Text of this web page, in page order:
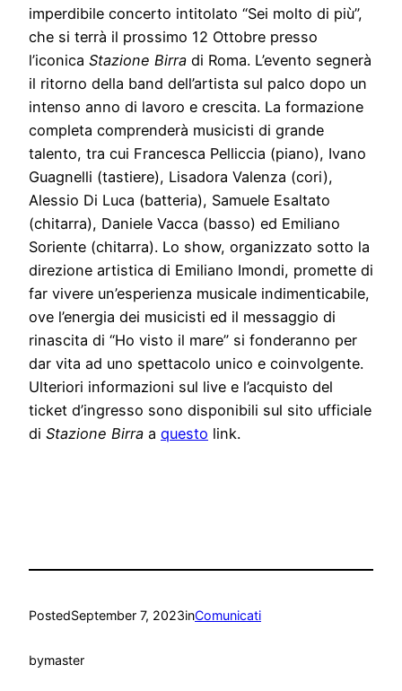
imperdibile concerto intitolato “Sei molto di più”,
che si terrà il prossimo 12 Ottobre presso
l’iconica Stazione Birra di Roma. L’evento segnerà
il ritorno della band dell’artista sul palco dopo un
intenso anno di lavoro e crescita. La formazione
completa comprenderà musicisti di grande
talento, tra cui Francesca Pelliccia (piano), Ivano
Guagnelli (tastiere), Lisadora Valenza (cori),
Alessio Di Luca (batteria), Samuele Esaltato
(chitarra), Daniele Vacca (basso) ed Emiliano
Soriente (chitarra). Lo show, organizzato sotto la
direzione artistica di Emiliano Imondi, promette di
far vivere un’esperienza musicale indimenticabile,
ove l’energia dei musicisti ed il messaggio di
rinascita di “Ho visto il mare” si fonderanno per
dar vita ad uno spettacolo unico e coinvolgente.
Ulteriori informazioni sul live e l’acquisto del
ticket d’ingresso sono disponibili sul sito ufficiale
di Stazione Birra a questo link.
PostedSeptember 7, 2023inComunicati
bymaster